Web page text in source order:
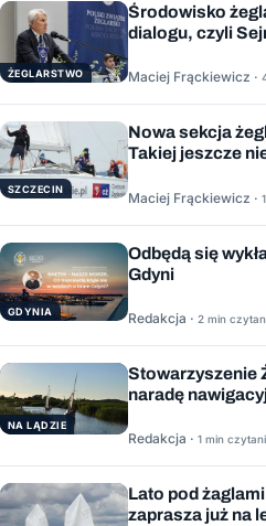
ŻEGLARSTWO
Środowisko
dialogu, czyli
Maciej Frąckiewicz ·
SZCZECIN
Nowa sekcja
Takiej jeszcze
Maciej Frąckiewicz ·
GDYNIA
Odbędą się
Gdyni
Redakcja · 2 min
NA LĄDZIE
Stowarzyszenie
naradę
Redakcja · 1 min
Lato pod
zaprasza już na